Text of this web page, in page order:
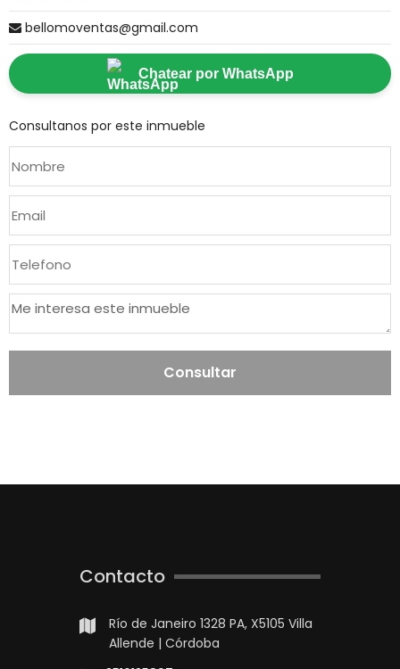
bellomoventas@gmail.com
Chatear por WhatsApp
Consultanos por este inmueble
Consultar
Contacto
Río de Janeiro 1328 PA, X5105 Villa
Allende | Córdoba